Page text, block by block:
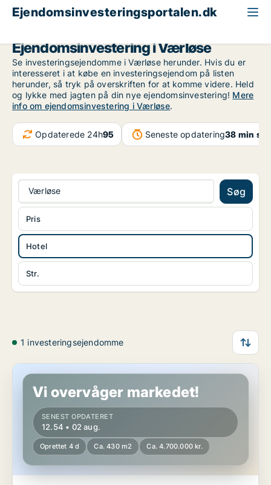
Ejendomsinvesteringsportalen.dk
Ejendomsinvestering i Værløse
Se investeringsejendomme i Værløse herunder. Hvis du er
interesseret i at købe en investeringsejendom på listen
herunder, så tryk på overskriften for at komme videre. Held
og lykke med jagten på din nye ejendomsinvestering! Mere
info om ejendomsinvestering i Værløse.
Opdaterede 24h95 Seneste opdatering38 min
Værløse Søg
Hotel
Str.
Pris
1 investeringsejendomme
Hotelejendom i Værløse
Vi overvåger markedet!
SENEST OPDATERET
12.54 • 02 aug.
Oprettet 4 d Ca. 430 m2 Ca. 4.700.000 kr.